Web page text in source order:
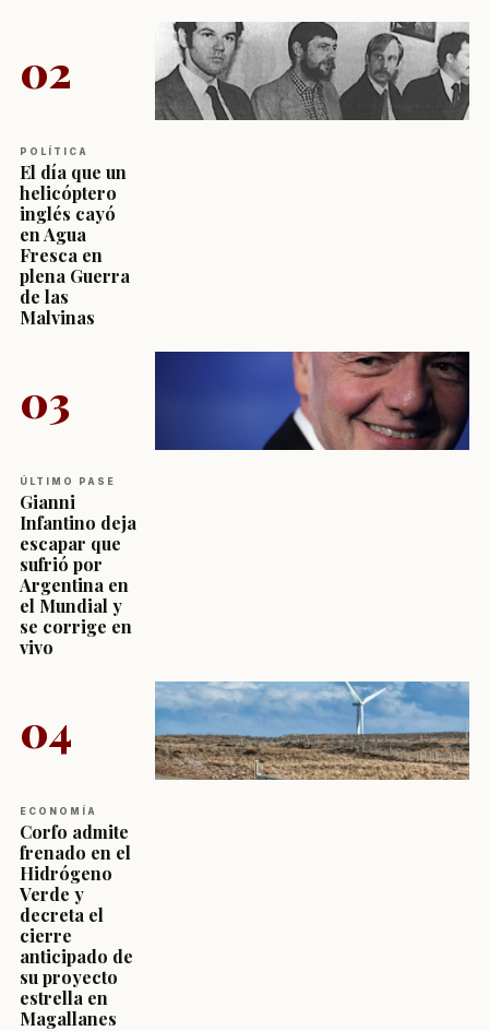
02
POLÍTICA
El día que un
helicóptero
inglés cayó
en Agua
Fresca en
plena Guerra
de las
Malvinas
03
ÚLTIMO PASE
Gianni
Infantino deja
escapar que
sufrió por
Argentina en
el Mundial y
se corrige en
vivo
04
ECONOMÍA
Corfo admite
frenado en el
Hidrógeno
Verde y
decreta el
cierre
anticipado de
su proyecto
estrella en
Magallanes